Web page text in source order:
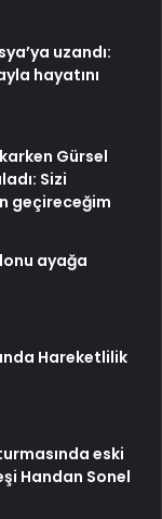
uzandı:
hayatını
Gürsel
Sizi
geçireceğim
ayağa
Hareketlilik
eski
Handan Sonel